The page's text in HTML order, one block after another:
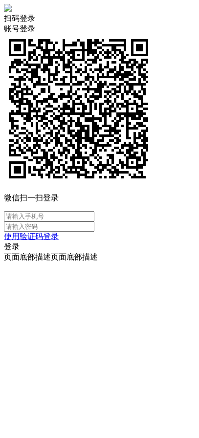
扫码登录
账号登录
微信扫一扫登录
使用验证码登录
登录
页面底部描述页面底部描述